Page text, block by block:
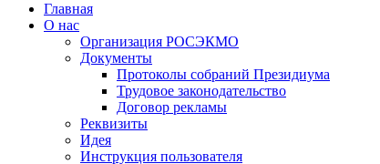
Главная
О нас
Организация РОСЭКМО
Документы
Протоколы собраний Президиума
Трудовое законодательство
Договор рекламы
Реквизиты
Идея
Инструкция пользователя